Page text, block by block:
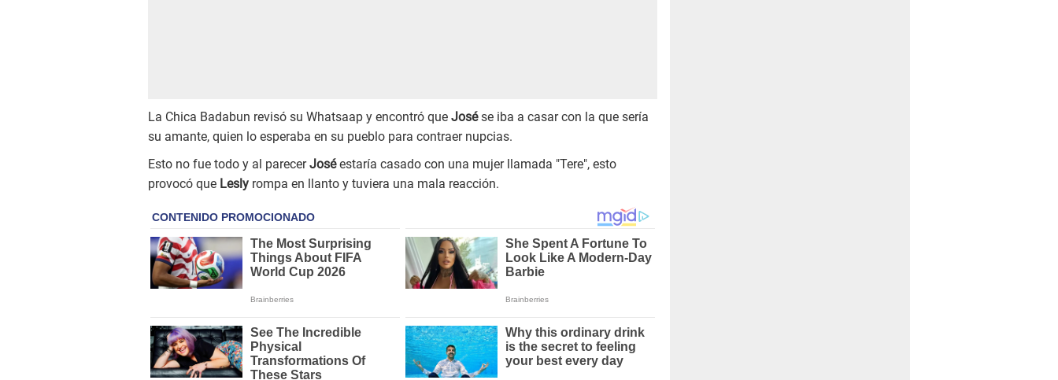
La Chica Badabun revisó su Whatsaap y encontró que Josése iba a casar con la que sería
su amante, quien lo esperaba en su pueblo para contraer nupcias.
Esto no fue todo y al parecerJoséestaría casado con una mujer llamada "Tere", esto
provocó que Lesly rompa en llanto y tuviera una mala reacción.